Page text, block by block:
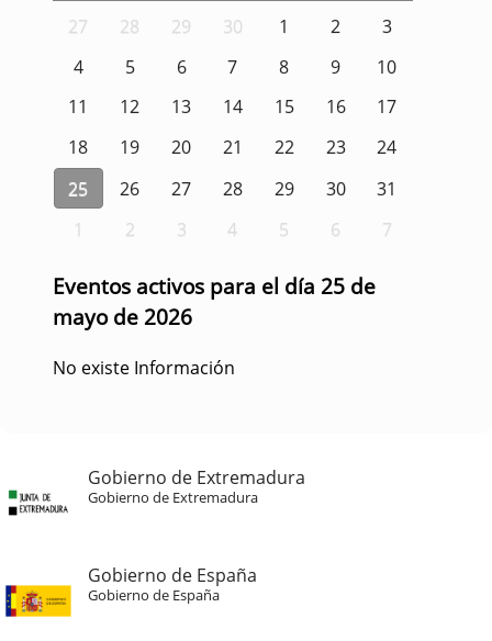
27 28 29 30 1 2
3
4
5 6 7 8 9
10
11
12 13 14 15 16
17
18
19 20 21 22 23
24
25
26 27 28 29 30
31
1
2 3 4 5 6 7
Eventos activos para el día 25 de
mayo de 2026
No existe Información
Gobierno de Extremadura
Gobierno de Extremadura
Gobierno de España
Gobierno de España